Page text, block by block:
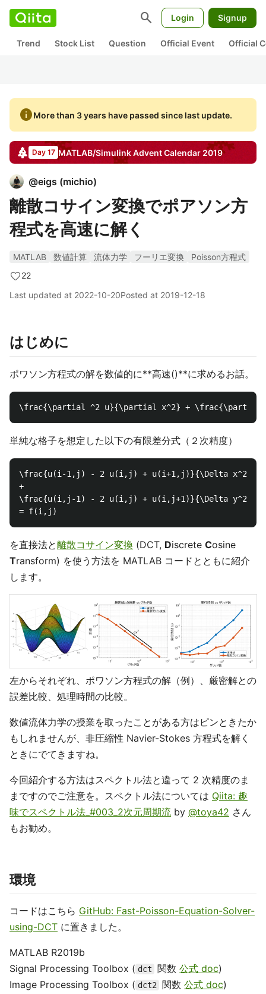
search Login Signup
Trend Stock List Question Official Event Official
infoMore than 3 years have passed since last update.
Day 17 MATLAB/SimulinkAdvent Calendar 2019
@eigs (michio)
離散コサイン変換でポアソン方
程式を高速に解く
MATLAB 数値計算 流体力学 フーリエ変換
Poisson方程式
22
Last updated at 2022-10-20Posted at 2019-12-18
はじめに
ポワソン方程式の解を数値的に**高速()**に求めるお話。
単純な格子を想定した以下の有限差分式（２次精度）
\frac{u(i-1,j) - 2 u(i,j) + u(i+1,j)}{\Delta x^2}
+
\frac{u(i,j-1) - 2 u(i,j) + u(i,j+1)}{\Delta y^2}
を直接法と離散コサイン変換 (DCT, Discrete Cosine
Transform) を使う方法を MATLAB コードとともに紹介
します。
左からそれぞれ、ポワソン方程式の解（例）、厳密解との
誤差比較、処理時間の比較。
数値流体力学の授業を取ったことがある方はピンときたか
もしれませんが、非圧縮性 Navier-Stokes 方程式を解く
ときにでてきますね。
今回紹介する方法はスペクトル法と違って 2 次精度のま
まですのでご注意を。スペクトル法については Qiita: 趣
味でスペクトル法_#003_2次元周期流 by @toya42 さん
もお勧め。
環境
コードはこちら GitHub: Fast-Poisson-Equation-Solver-
using-DCT に置きました。
MATLAB R2019b
Signal Processing Toolbox ( dct 関数 公式 doc)
Image Processing Toolbox ( dct2 関数 公式 doc)